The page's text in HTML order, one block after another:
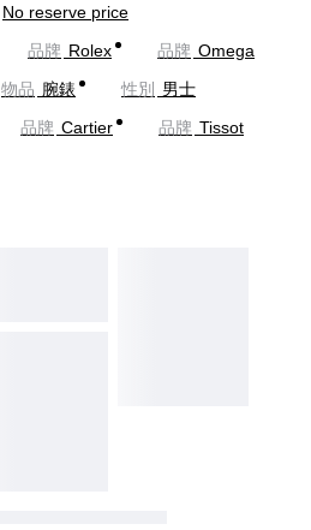
No reserve price
品牌 Rolex 品牌 Omega
物品 腕錶 性別
男士
品牌 Cartier 品牌 Tissot